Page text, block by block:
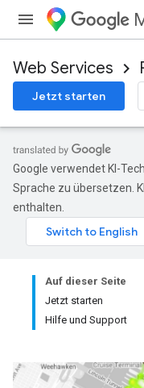
Web Services
Jetzt starten
Google verwendet KI-
Sprache zu übersetzen.
enthalten.
Auf dieser Seite
Jetzt starten
Hilfe und Support